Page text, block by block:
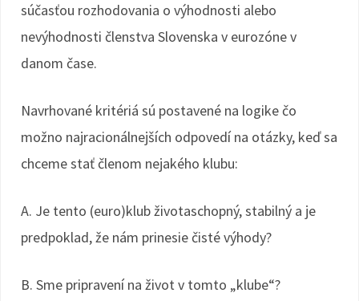
súčasťou rozhodovania o výhodnosti alebo
nevýhodnosti členstva Slovenska v eurozóne v
danom čase.
Navrhované kritériá sú postavené na logike čo
možno najracionálnejších odpovedí na otázky, keď sa
chceme stať členom nejakého klubu:
A. Je tento (euro)klub životaschopný, stabilný a je
predpoklad, že nám prinesie čisté výhody?
B. Sme pripravení na život v tomto „klube“?